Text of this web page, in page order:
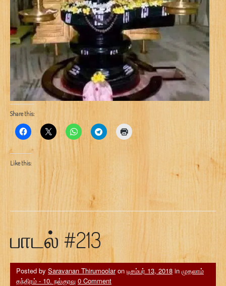
Share this:
Like this:
பாடல் #213
Posted by Saravanan Thirumoolaron டிசம்பர் 13, 2018 in முதலாம்
தந்திரம் - 10. நல்குரவு 0 Comment